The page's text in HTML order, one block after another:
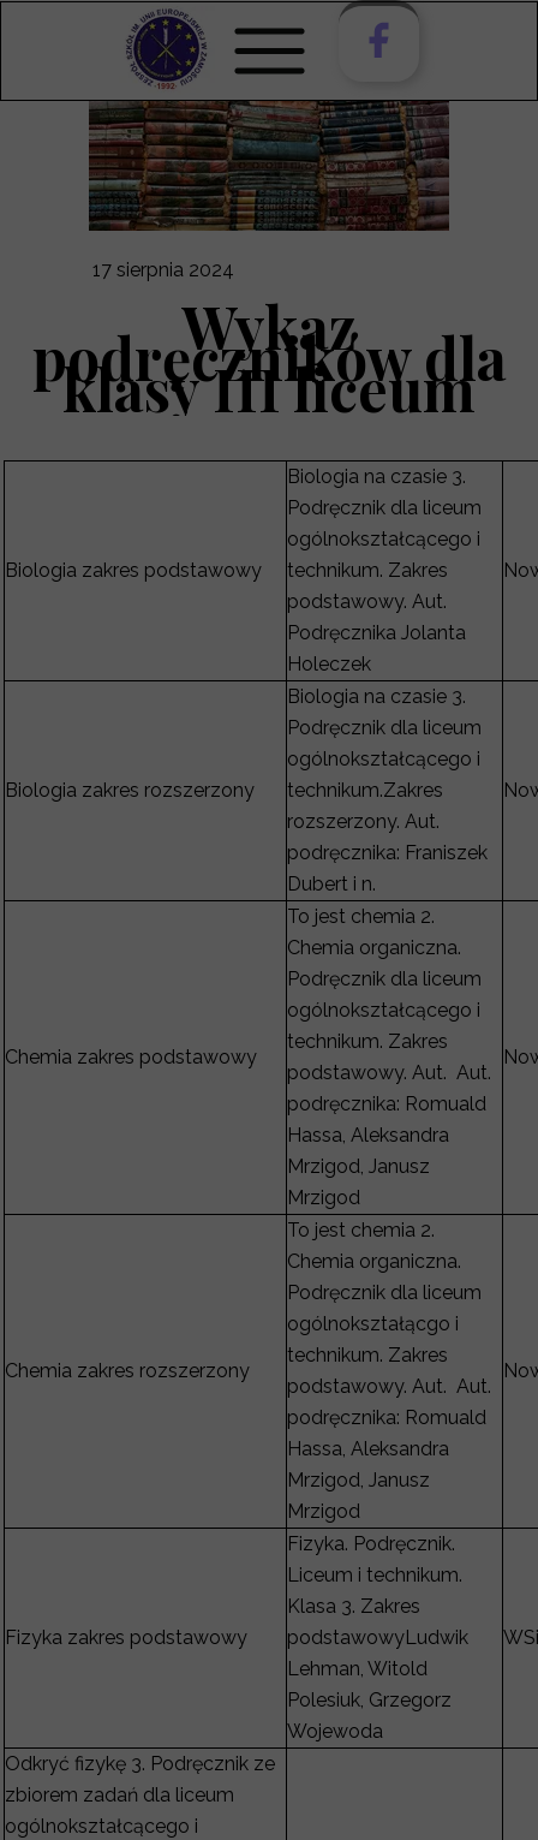
17 sierpnia 2024
Wykaz
podręczników dla
klasy III liceum
Biologia zakres podstawowy
Biologia na czasie 3.
Podręcznik dla liceum
ogólnokształcącego i
technikum. Zakres
podstawowy. Aut.
Podręcznika Jolanta
Holeczek
Biologia zakres rozszerzony
Biologia na czasie 3.
Podręcznik dla liceum
ogólnokształcącego i
technikum.Zakres
rozszerzony. Aut.
podręcznika: Franiszek
Dubert i n.
Chemia zakres podstawowy
To jest chemia 2.
Chemia organiczna.
Podręcznik dla liceum
ogólnokształcącego i
technikum. Zakres
podstawowy. Aut. Aut.
podręcznika: Romuald
Hassa, Aleksandra
Mrzigod, Janusz
Mrzigod
Chemia zakres rozszerzony
To jest chemia 2.
Chemia organiczna.
Podręcznik dla liceum
ogólnokształącgo i
technikum. Zakres
podstawowy. Aut. Aut.
podręcznika: Romuald
Hassa, Aleksandra
Mrzigod, Janusz
Mrzigod
Fizyka zakres podstawowy
Fizyka. Podręcznik.
Liceum i technikum.
Klasa 3. Zakres
podstawowyLudwik
Lehman, Witold
Polesiuk, Grzegorz
Wojewoda
Odkryć fizykę 3. Podręcznik ze
zbiorem zadań dla liceum
ogólnokształcącego i